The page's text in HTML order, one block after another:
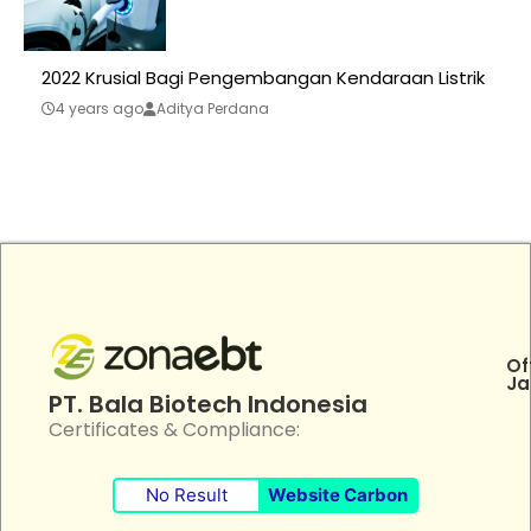
2022 Krusial Bagi Pengembangan Kendaraan Listrik
4 years ago Aditya Perdana
PT. Bala Biotech Indonesia
Certificates & Compliance:
No Result Website Carbon